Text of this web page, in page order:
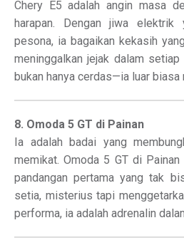
Chery E5 adalah angin masa
harapan. Dengan jiwa elektrik
pesona, ia bagaikan kekasih
meninggalkan jejak dalam
bukan hanya cerdas—ia luar biasa
8. Omoda 5 GT di Painan
Ia adalah badai yang
memikat. Omoda 5 GT di
pandangan pertama yang tak
setia, misterius tapi
performa, ia adalah adrenalin